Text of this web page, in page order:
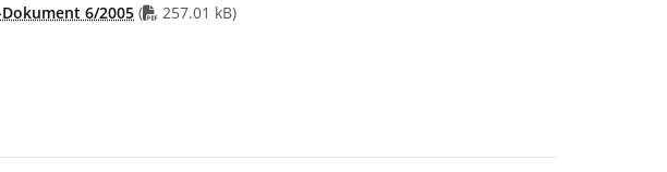
6/2005 ( PDF file
257.01 kB)